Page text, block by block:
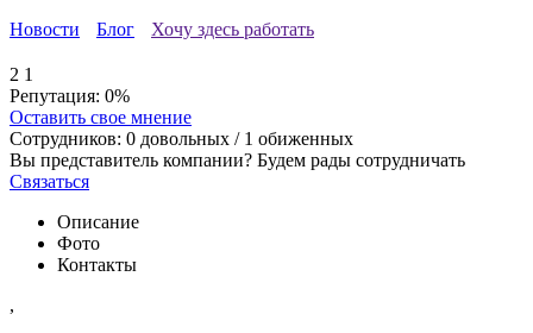
Новости Блог Хочу здесь работать
2 1
Репутация: 0%
Оставить свое мнение
Сотрудников: 0 довольных / 1 обиженных
Вы представитель компании? Будем рады сотрудничать
Связаться
Описание
Фото
Контакты
,